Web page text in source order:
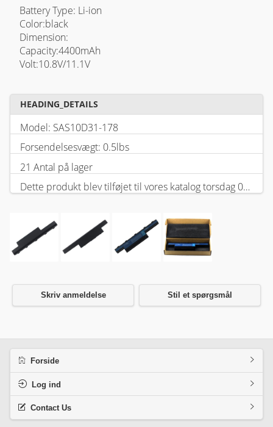
Battery Type: Li-ion
Color:black
Dimension:
Capacity:4400mAh
Volt:10.8V/11.1V
HEADING_DETAILS
Model: SAS10D31-178
Forsendelsesvægt: 0.5lbs
21 Antal på lager
Dette produkt blev tilføjet til vores katalog torsdag 05 februar, 2026.
Skriv anmeldelse Stil et spørgsmål
Forside
Log ind
Contact Us